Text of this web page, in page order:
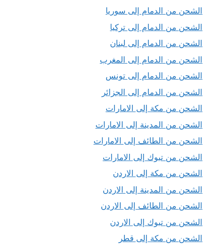
الشحن من الدمام إلى سوريا
الشحن من الدمام إلى تركيا
الشحن من الدمام إلى لبنان
الشحن من الدمام إلى المغرب
الشحن من الدمام إلى تونس
الشحن من الدمام إلى الجزائر
الشحن من مكة إلى الامارات
الشحن من المدينة إلى الامارات
الشحن من الطائف إلى الامارات
الشحن من تبوك إلى الامارات
الشحن من مكة إلى الاردن
الشحن من المدينة إلى الاردن
الشحن من الطائف إلى الاردن
الشحن من تبوك إلى الاردن
الشحن من مكة إلى قطر